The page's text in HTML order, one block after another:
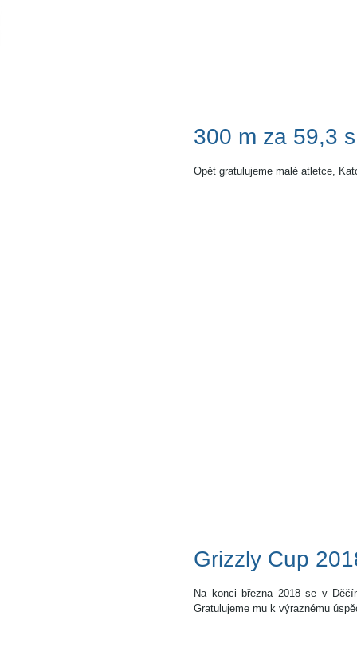
300 m za 59,3 s
Opět gratulujeme malé atletce,
Grizzly Cup
Na konci března 2018 se v
Gratulujeme mu k výraznému